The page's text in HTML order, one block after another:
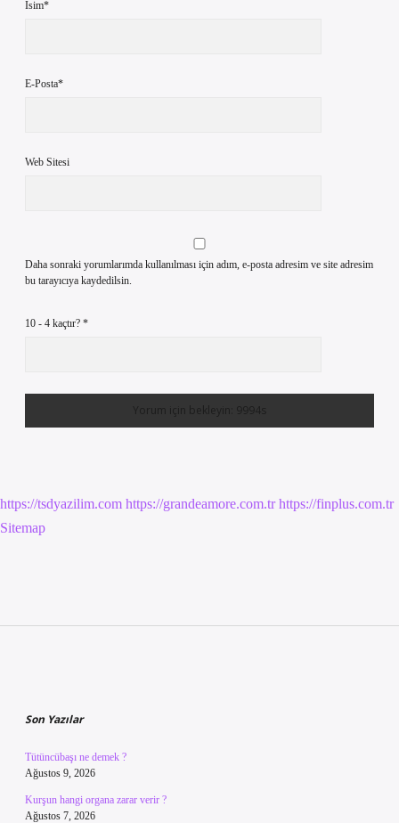
İsim*
E-Posta*
Web Sitesi
Daha sonraki yorumlarımda kullanılması için adım, e-posta adresim ve site adresim
bu tarayıcıya kaydedilsin.
10 - 4 kaçtır? *
https://tsdyazilim.com https://grandeamore.com.tr https://finplus.com.tr
Sitemap
Son Yazılar
Tütüncübaşı ne demek ?
Ağustos 9, 2026
Kurşun hangi organa zarar verir ?
Ağustos 7, 2026